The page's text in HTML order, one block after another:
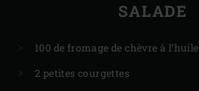
SALADE
100 de fromage de chèvre à l’huile
2 petites courgettes